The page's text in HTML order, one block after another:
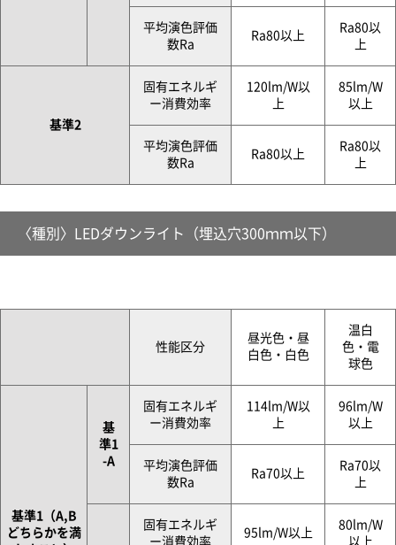
平均演色評価
数Ra
Ra80以上
Ra80以
上
基準2
固有エネルギ
ー消費効率
120lm/W以
上
85lm/W
以上
平均演色評価
数Ra
Ra80以上
Ra80以
上
〈種別〉LEDダウンライト（埋込穴300ｍｍ以下）
性能区分
昼光色・昼
白色・白色
温白
色・電
球色
基準1（A,B
どちらかを満
基
準1
-A
固有エネルギ
ー消費効率
114lm/W以
上
96lm/W
以上
平均演色評価
数Ra
Ra70以上
Ra70以
上
固有エネルギ
ー消費効率
95lm/W以上
80lm/W
以上